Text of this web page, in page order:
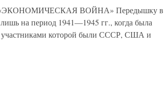
ВОЙНА» Передышку в
на период 1941—1945 гг., когда была
участниками которой были СССР, США и